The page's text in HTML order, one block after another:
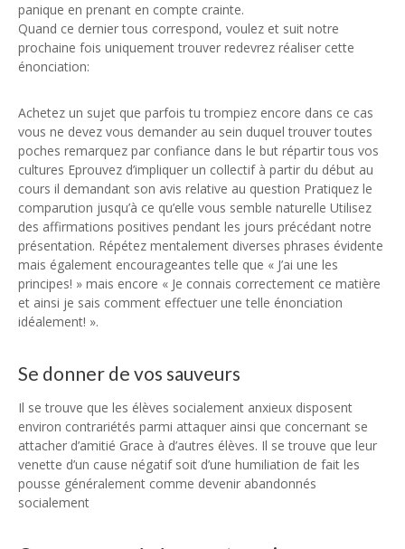
panique en prenant en compte crainte.
Quand ce dernier tous correspond, voulez et suit notre
prochaine fois uniquement trouver redevrez réaliser cette
énonciation:
Achetez un sujet que parfois tu trompiez encore dans ce cas
vous ne devez vous demander au sein duquel trouver toutes
poches remarquez par confiance dans le but répartir tous vos
cultures Eprouvez d’impliquer un collectif à partir du début au
cours il demandant son avis relative au question Pratiquez le
comparution jusqu’à ce qu’elle vous semble naturelle Utilisez
des affirmations positives pendant les jours précédant notre
présentation. Répétez mentalement diverses phrases évidente
mais également encourageantes telle que « J’ai une les
principes! » mais encore « Je connais correctement ce matière
et ainsi je sais comment effectuer une telle énonciation
idéalement! ».
Se donner de vos sauveurs
Il se trouve que les élèves socialement anxieux disposent
environ contrariétés parmi attaquer ainsi que concernant se
attacher d’amitié Grace à d’autres élèves. Il se trouve que leur
venette d’un cause négatif soit d’une humiliation de fait les
pousse généralement comme devenir abandonnés
socialement